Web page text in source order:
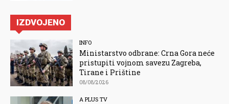
IZDVOJENO
INFO
Ministarstvo odbrane: Crna Gora neće
pristupiti vojnom savezu Zagreba,
Tirane i Prištine
08/08/2026
A PLUS TV